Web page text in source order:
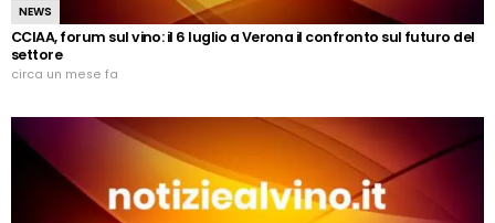
NEWS
CCIAA, forum sul vino: il 6 luglio a Verona il confronto sul futuro del
settore
circa un mese fa